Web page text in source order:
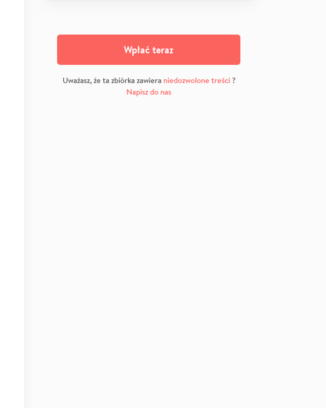
Wpłać teraz
Uważasz, że ta zbiórka zawiera niedozwolone treści?
Napisz do nas